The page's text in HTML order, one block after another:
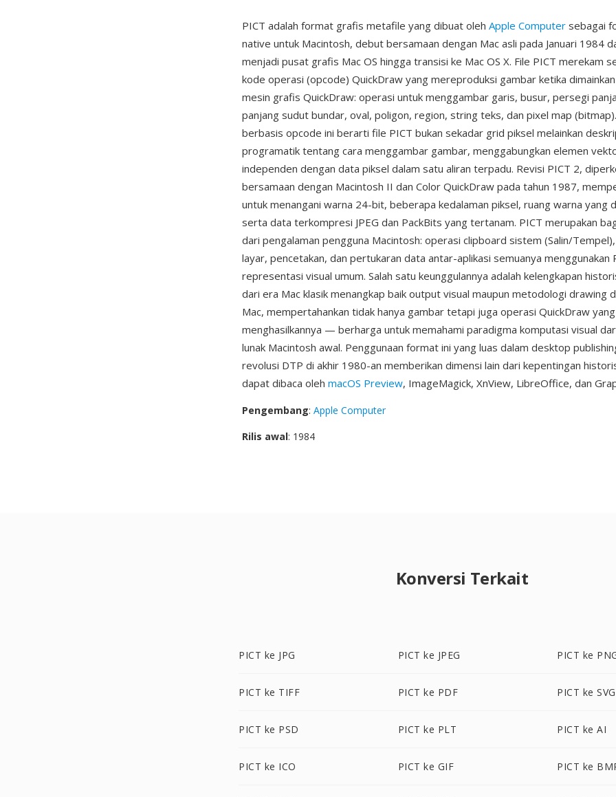
PICT adalah format grafis metafile yang dibuat oleh Apple Computer sebagai
native untuk Macintosh, debut bersamaan dengan Mac asli pada Januari 1984
menjadi pusat grafis Mac OS hingga transisi ke Mac OS X. File PICT merekam
kode operasi (opcode) QuickDraw yang mereproduksi gambar ketika
mesin grafis QuickDraw: operasi untuk menggambar garis, busur, persegi
panjang sudut bundar, oval, poligon, region, string teks, dan pixel map
berbasis opcode ini berarti file PICT bukan sekadar grid piksel melainkan
programatik tentang cara menggambar gambar, menggabungkan elemen
independen dengan data piksel dalam satu aliran terpadu. Revisi PICT 2,
bersamaan dengan Macintosh II dan Color QuickDraw pada tahun 1987,
untuk menangani warna 24-bit, beberapa kedalaman piksel, ruang warna yang
serta data terkompresi JPEG dan PackBits yang tertanam. PICT merupakan
dari pengalaman pengguna Macintosh: operasi clipboard sistem (Salin/
layar, pencetakan, dan pertukaran data antar-aplikasi semuanya menggunakan
representasi visual umum. Salah satu keunggulannya adalah kelengkapan
dari era Mac klasik menangkap baik output visual maupun metodologi drawing
Mac, mempertahankan tidak hanya gambar tetapi juga operasi QuickDraw yang
menghasilkannya — berharga untuk memahami paradigma komputasi visual
lunak Macintosh awal. Penggunaan format ini yang luas dalam desktop
revolusi DTP di akhir 1980-an memberikan dimensi lain dari kepentingan
dapat dibaca oleh macOS Preview, ImageMagick, XnView, LibreOffice, dan
Pengembang: Apple Computer
Rilis awal: 1984
Konversi Terkait
PICT ke JPG PICT ke JPEG PICT ke
PICT ke TIFF PICT ke PDF PICT ke SVG
PICT ke PSD PICT ke PLT PICT ke AI
PICT ke ICO PICT ke GIF PICT ke